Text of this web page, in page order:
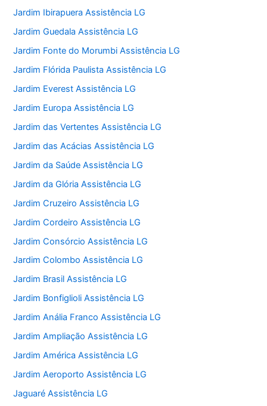
Jardim Ibirapuera Assistência LG
Jardim Guedala Assistência LG
Jardim Fonte do Morumbi Assistência LG
Jardim Flórida Paulista Assistência LG
Jardim Everest Assistência LG
Jardim Europa Assistência LG
Jardim das Vertentes Assistência LG
Jardim das Acácias Assistência LG
Jardim da Saúde Assistência LG
Jardim da Glória Assistência LG
Jardim Cruzeiro Assistência LG
Jardim Cordeiro Assistência LG
Jardim Consórcio Assistência LG
Jardim Colombo Assistência LG
Jardim Brasil Assistência LG
Jardim Bonfiglioli Assistência LG
Jardim Anália Franco Assistência LG
Jardim Ampliação Assistência LG
Jardim América Assistência LG
Jardim Aeroporto Assistência LG
Jaguaré Assistência LG